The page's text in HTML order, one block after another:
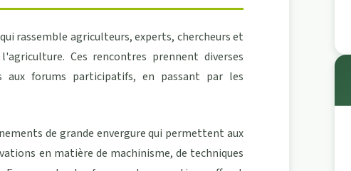
rassemble agriculteurs, experts, chercheurs et
Ces rencontres prennent diverses
aux forums participatifs, en passant par les
de grande envergure qui permettent aux
en matière de machinisme, de techniques